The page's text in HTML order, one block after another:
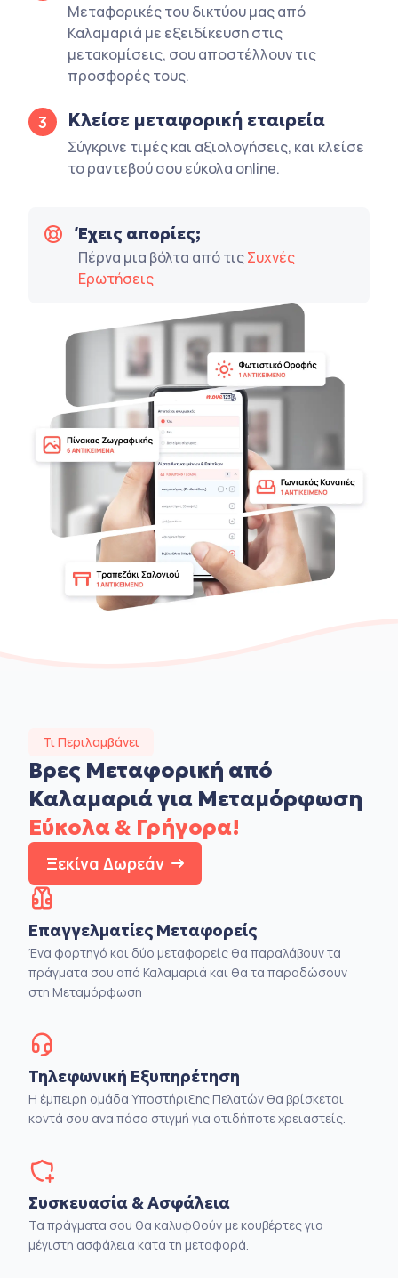
Μεταφορικές του δικτύου μας από
Καλαμαριά με εξειδίκευση στις
μετακομίσεις, σου αποστέλλουν τις
προσφορές τους.
3 Κλείσε μεταφορική εταιρεία
Σύγκρινε τιμές και αξιολογήσεις, και κλείσε
το ραντεβού σου εύκολα online.
Έχεις απορίες;
Πέρνα μια βόλτα από τιςΣυχνές
Ερωτήσεις
Τι Περιλαμβάνει
Βρες Μεταφορική από
Καλαμαριά για Μεταμόρφωση
Εύκολα & Γρήγορα!
Ξεκίνα Δωρεάν
Επαγγελματίες Μεταφορείς
Ένα φορτηγό και δύο μεταφορείς θα παραλάβουν τα
πράγματα σου από Καλαμαριά και θα τα παραδώσουν
στη Μεταμόρφωση
Τηλεφωνική Εξυπηρέτηση
Η έμπειρη ομάδα Υποστήριξης Πελατών θα βρίσκεται
κοντά σου ανα πάσα στιγμή για οτιδήποτε χρειαστείς.
Συσκευασία & Ασφάλεια
Τα πράγματα σου θα καλυφθούν με κουβέρτες για
μέγιστη ασφάλεια κατα τη μεταφορά.